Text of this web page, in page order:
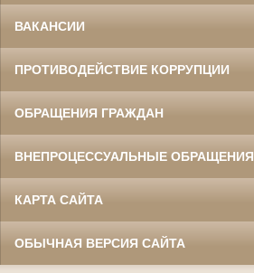
ВАКАНСИИ
ПРОТИВОДЕЙСТВИЕ КОРРУПЦИИ
ОБРАЩЕНИЯ ГРАЖДАН
ВНЕПРОЦЕССУАЛЬНЫЕ ОБРАЩЕНИЯ
КАРТА САЙТА
ОБЫЧНАЯ ВЕРСИЯ САЙТА